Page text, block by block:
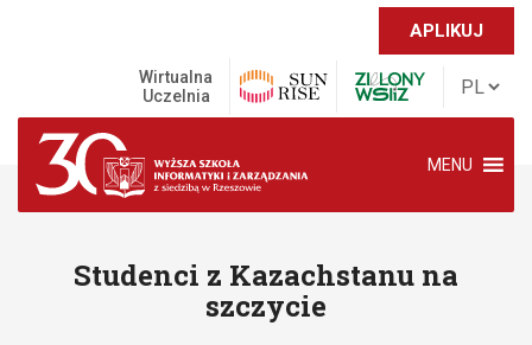
APLIKUJ
Wirtualna
Uczelnia
MENU
Studenci z Kazachstanu na
szczycie